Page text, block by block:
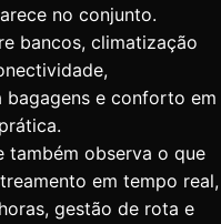
no conjunto.
bancos, climatização
bagagens e conforto em
também observa o que
em tempo real,
gestão de rota e